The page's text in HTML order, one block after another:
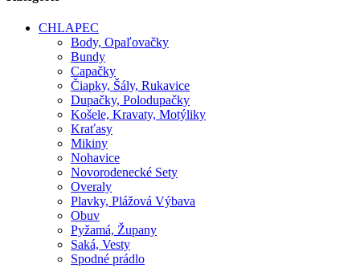
CHLAPEC
Body, Opaľovačky
Bundy
Capačky
Čiapky, Šály, Rukavice
Dupačky, Polodupačky
Košele, Kravaty, Motýliky
Kraťasy
Mikiny
Nohavice
Novorodenecké Sety
Overaly
Plavky, Plážová Výbava
Obuv
Pyžamá, Župany
Saká, Vesty
Spodné prádlo